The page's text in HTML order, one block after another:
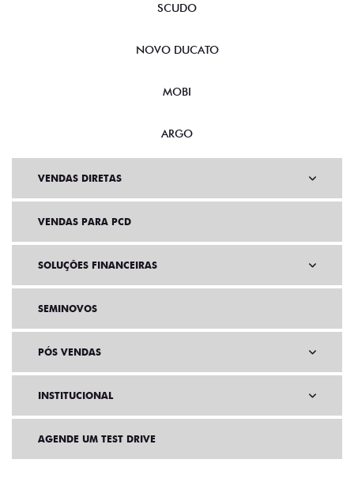
SCUDO
NOVO DUCATO
MOBI
ARGO
VENDAS DIRETAS
VENDAS PARA PCD
SOLUÇÕES FINANCEIRAS
SEMINOVOS
PÓS VENDAS
INSTITUCIONAL
AGENDE UM TEST DRIVE